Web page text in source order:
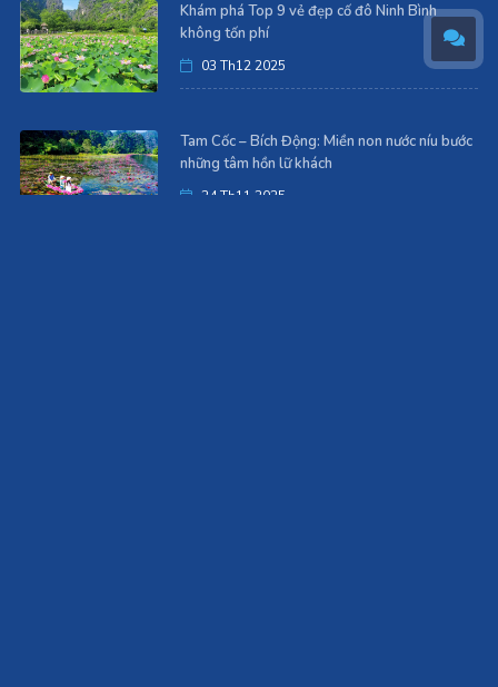
Khám phá Top 9 vẻ đẹp cố đô Ninh Bình
không tốn phí
03 Th12 2025
Tam Cốc – Bích Động: Miền non nước níu bước
những tâm hồn lữ khách
24 Th11 2025